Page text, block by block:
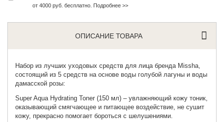
от 4000 руб. бесплатно. Подробнее >>
ОПИСАНИЕ ТОВАРА
Набор из лучших уходовых средств для лица бренда Missha
состоящий из 5 средств на основе воды голубой лагуны и воды
дамасской розы:
Super Aqua Hydrating Toner (150 мл) – увлажняющий кожу тоник,
оказывающий смягчающее и питающее воздействие, не сушит
кожу, прекрасно помогает бороться с шелушениями.